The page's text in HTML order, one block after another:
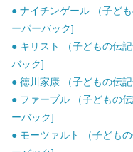
● ナイチンゲール （子ど
ーパーバック]
● キリスト （子どもの伝
バック]
● 徳川家康 （子どもの伝
● ファーブル （子どもの
ーバック]
● モーツァルト （子ども